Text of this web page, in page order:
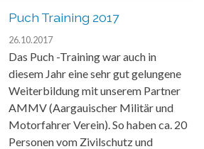
Puch Training 2017
26.10.2017
Das Puch -Training war auch in
diesem Jahr eine sehr gut gelungene
Weiterbildung mit unserem Partner
AMMV (Aargauischer Militär und
Motorfahrer Verein). So haben ca. 20
Personen vom Zivilschutz und